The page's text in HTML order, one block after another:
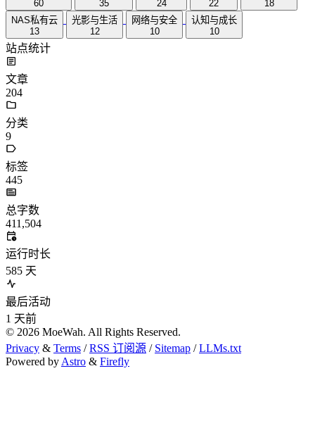
60 35 24 22
18
NAS私有云
13
光影与生活
12
网络与安全
10
认知与成长
10
站点统计
文章
204
分类
9
标签
445
总字数
411,504
运行时长
585 天
最后活动
1 天前
© 2026 MoeWah. All Rights Reserved.
Privacy & Terms /RSS 订阅源 / Sitemap /LLMs.txt
Powered by Astro & Firefly